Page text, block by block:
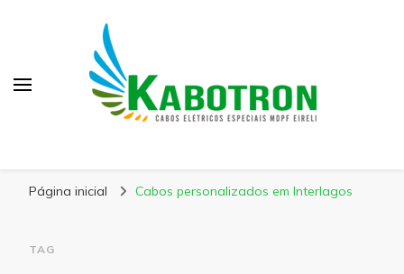
Página inicial Cabos personalizados em Interlagos
TAG